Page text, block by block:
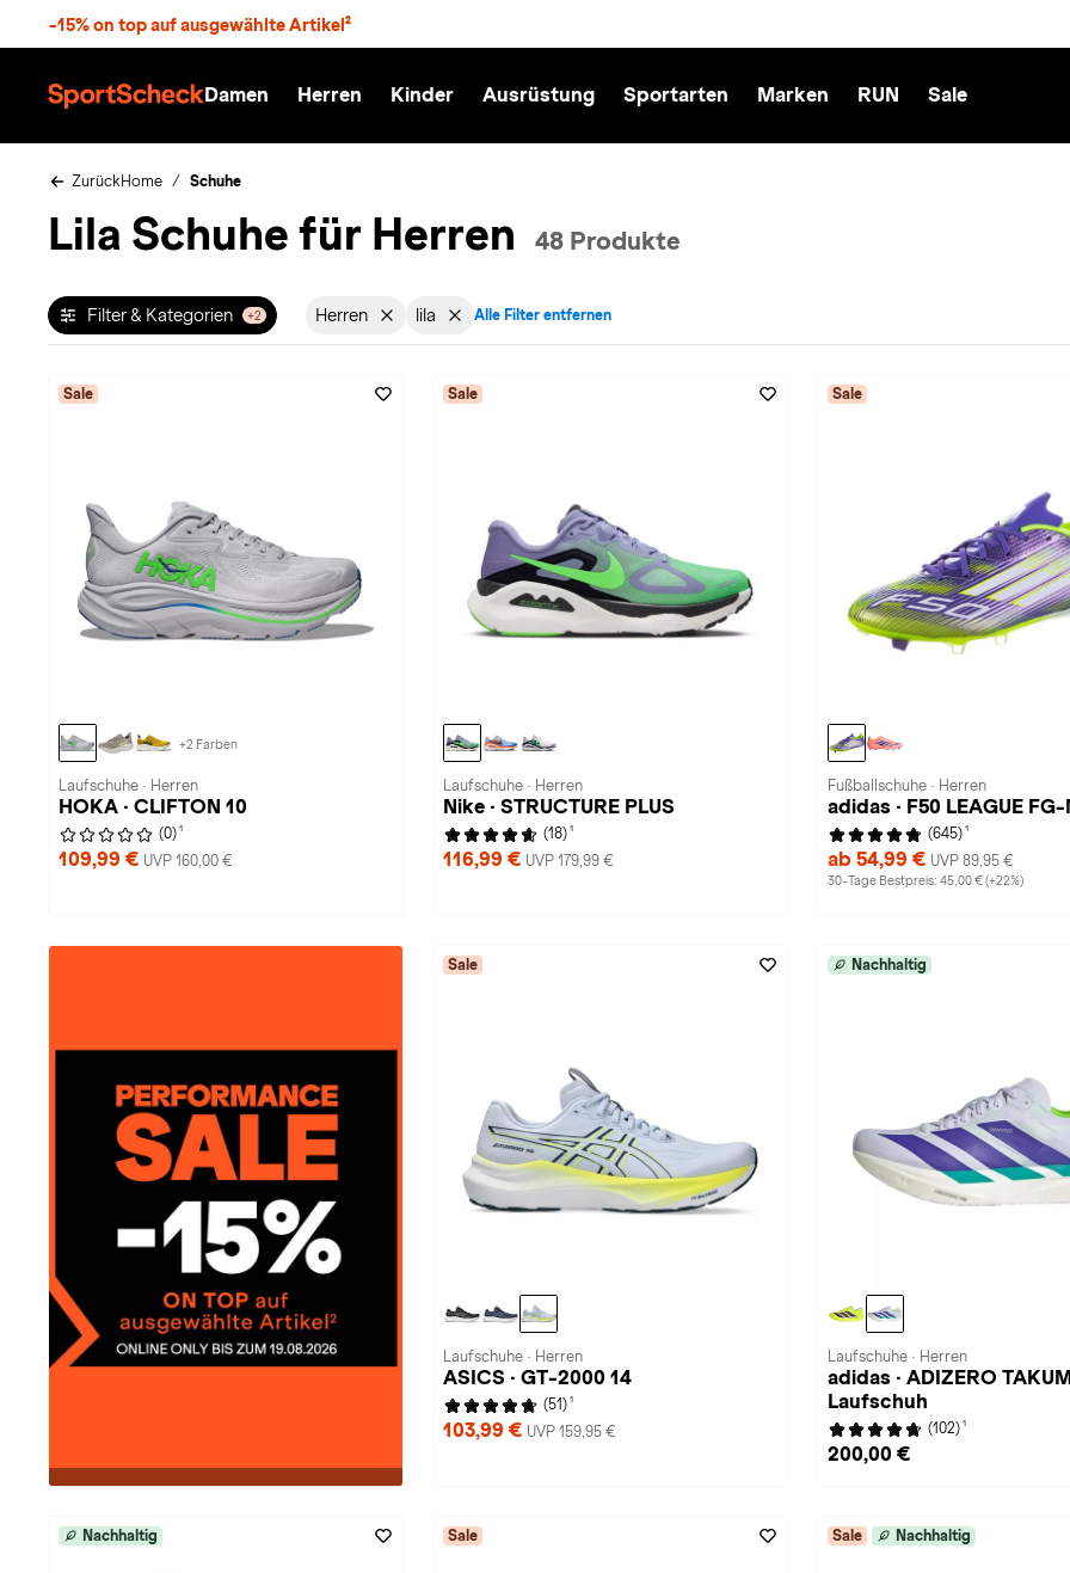
-15% on top auf ausgewählte Artikel²
S
c
k
Damen Herren Kinder Ausrüstung Sportarten Marken RUN Sale
ZurückHome Schuhe
Lila Schuhe für Herren 48 Produkte
Filter & Kategorien +2 HerrenFilter aktiv für Geschlecht: Herren entfernen
lila Filter aktiv für Farbe: in-lila entfernen
Alle Filter entfernen
Sale
+2 Farben
Laufschuhe · Herren
HOKA · CLIFTON 10
(0) 1
109,99 € UVP 160,00 €
Sale
Laufschuhe · Herren
Nike · STRUCTURE PLUS
(18) 1
116,99 € UVP 179,99 €
Sale
Fußballschuhe · Herren
adidas · F50 LEAGUE
(645) 1
ab 54,99 € UVP 89,95 €
30-Tage Bestpreis: 45,00 € (+22%)
Sale
Laufschuhe · Herren
ASICS · GT-2000 14
(51) 1
103,99 € UVP 159,95 €
Nachhaltig
Laufschuhe · Herren
adidas · ADIZERO
Laufschuh
(102) 1
200,00 €
Nachhaltig Sale Sale Nachhaltig